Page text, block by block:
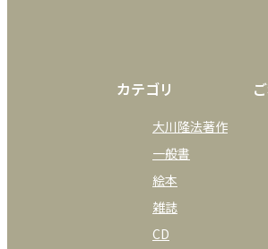
カテゴリ
大川隆法著作
一般書
絵本
雑誌
CD